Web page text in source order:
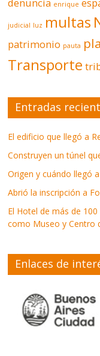
enrique
judicial luz multas
patrimonio pauta
Transporte
Entradas
El edificio que llegó a
Construyen un túnel
Origen y cuándo llegó
Abrió la inscripción a
El Hotel de más de
como Museo y Centro
Enlaces de